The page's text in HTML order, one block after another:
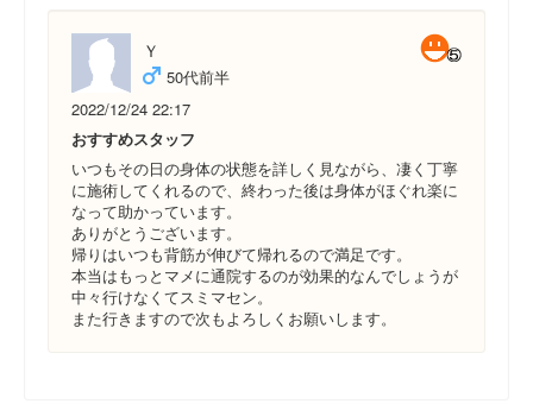
Ｙ
50代前半
2022/12/24 22:17
おすすめスタッフ
いつもその日の身体の状態を詳しく見ながら、凄く丁寧
に施術してくれるので、終わった後は身体がほぐれ楽に
なって助かっています。
ありがとうございます。
帰りはいつも背筋が伸びて帰れるので満足です。
本当はもっとマメに通院するのが効果的なんでしょうが
中々行けなくてスミマセン。
また行きますので次もよろしくお願いします。